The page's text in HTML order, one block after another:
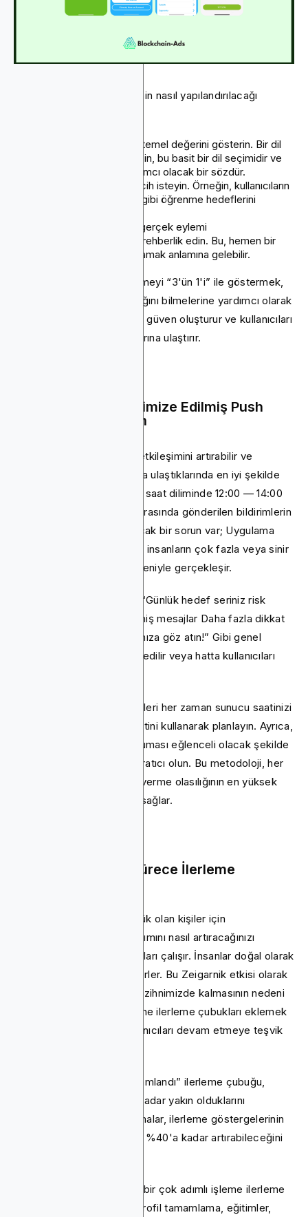
3 adımlı bir işe alım sürecinin nasıl yapılandırılacağı
Adım 1: Uygulamanızın temel değerini gösterin. Bir dil
öğrenme uygulaması için, bu basit bir dil seçimidir ve
hızlı öğrenmenize yardımcı olacak bir sözdür.
Adım 2: Sadece bir tercih isteyin. Örneğin, kullanıcıların
“sıradan” veya “ciddi” gibi öğrenme hedeflerini
Adım 3: Kullanıcıları ilk gerçek eylemi
gerçekleştirmeleri için rehberlik edin. Bu, hemen bir
uygulama dersine başlamak anlamına gelebilir.
Her adım hızlı olmalı. İlerlemeyi “3'ün 1'i” ile göstermek,
kullanıcıların ne kadar kaldığını bilmelerine yardımcı olarak
düşüşü azaltır. Bu yaklaşım güven oluşturur ve kullanıcıları
saniyeler içinde ilk başarılarına ulaştırır.
2. Zaman Dilimi Optimize Edilmiş Push
Bildirimleri Gönderin
Anlık bildirimler uygulama etkileşimini artırabilir ve
kullanıcılara doğru zamanda ulaştıklarında en iyi şekilde
çalışır. Bir kullanıcının yerel saat diliminde 12:00 — 14:00
ile 17:00 — 20:00 saatleri arasında gönderilen bildirimlerin
açılma oranı %7,8 olur. Ancak bir sorun var; Uygulama
kaldırma işlemlerinin %71'i, insanların çok fazla veya sinir
bozucu bildirim alması nedeniyle gerçekleşir.
Bildirim tarzı da önemlidir. “Günlük hedef seriniz risk
altında!” Gibi kişiselleştirilmiş mesajlar Daha fazla dikkat
ve eylem alın. “Uygulamamıza göz atın!” Gibi genel
uyarılar genellikle göz ardı edilir veya hatta kullanıcıları
En iyi sonuçlar için, bildirimleri her zaman sunucu saatinizi
değil, kullanıcının cihaz saatini kullanarak planlayın. Ayrıca,
eylemi tetikleyecek ve okuması eğlenceli olacak şekilde
mesajlaşma konusunda yaratıcı olun. Bu metodoloji, her
mesajın kullanıcıların yanıt verme olasılığının en yüksek
olduğu bir anda gelmesini sağlar.
3. Her Çok Adımlı Sürece İlerleme
Özellikle dikkat süresi düşük olan kişiler için
uygulamadaki kullanıcı katılımını nasıl artıracağınızı
arıyorsanız, ilerleme çubukları çalışır. İnsanlar doğal olarak
başladıkları işi bitirmek isterler. Bu Zeigarnik etkisi olarak
bilinir; bitmemiş görevlerin zihnimizde kalmasının nedeni
budur. Uygulama görevlerine ilerleme çubukları eklemek
bu duyguyu etkiler ve kullanıcıları devam etmeye teşvik
Örneğin, “Profil %75 Tamamlandı” ilerleme çubuğu,
kullanıcıların bitirmeye ne kadar yakın olduklarını
görmelerini sağlar. Araştırmalar, ilerleme göstergelerinin
form tamamlama oranlarını %40'a kadar artırabileceğini
Uygulamanızdaki herhangi bir çok adımlı işleme ilerleme
çubukları ekleyin. Bunları profil tamamlama, eğitimler,